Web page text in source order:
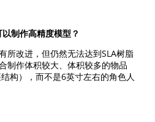
制作高精度模型？
所改进，但仍然无法达到SLA树脂
制作体积较大、体积较多的物品
构），而不是6英寸左右的角色人